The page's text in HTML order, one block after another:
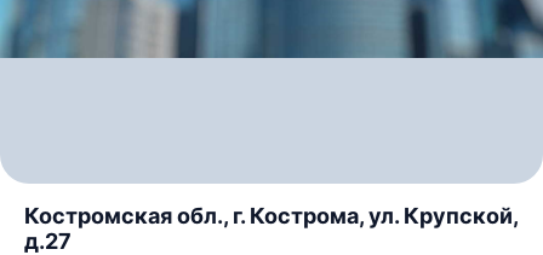
Костромская обл., г. Кострома, ул. Крупской,
д.27